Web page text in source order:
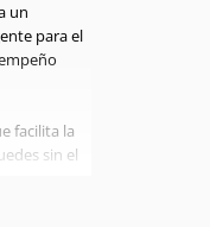
un
para el
facilita la
sin el